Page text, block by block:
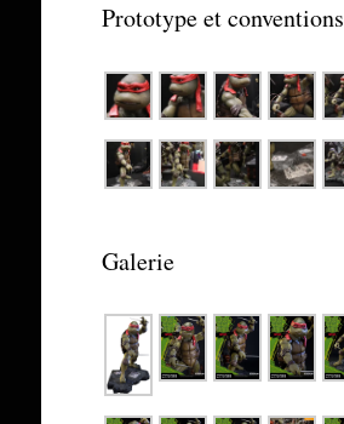
Prototype et conventions
Galerie